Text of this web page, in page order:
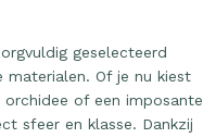
geselecteerd
materialen. Of je nu kiest
of een imposante
sfeer en klasse. Dankzij